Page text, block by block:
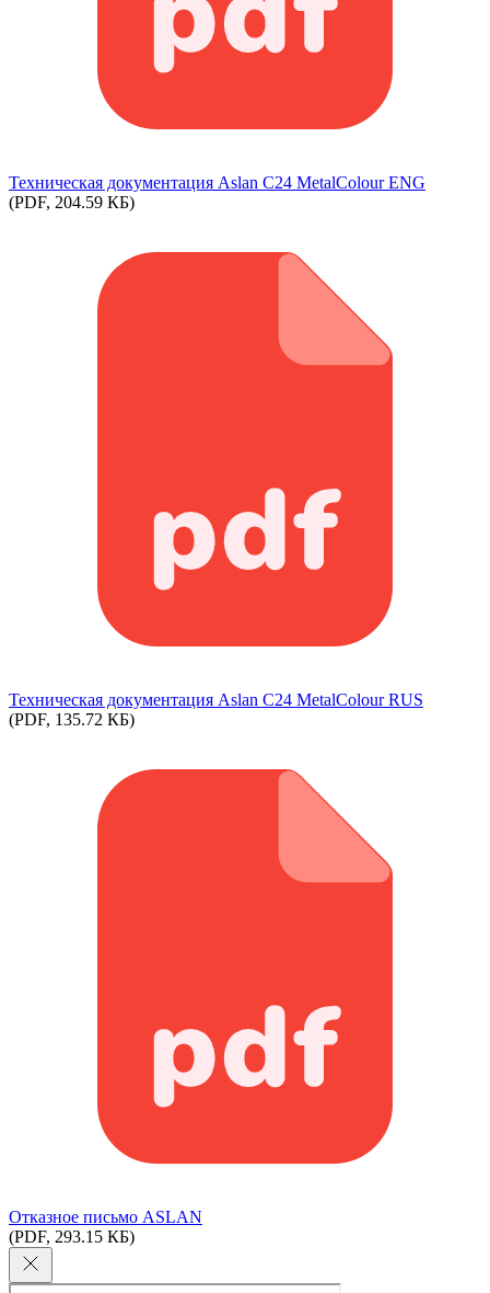
Техническая документация Aslan С24 MetalColour ENG
(PDF, 204.59 КБ)
Техническая документация Aslan С24 MetalColour RUS
(PDF, 135.72 КБ)
Отказное письмо ASLAN
(PDF, 293.15 КБ)